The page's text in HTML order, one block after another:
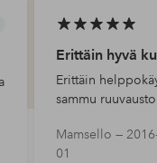
Erittäin hyvä
Erittäin
sammu
hyvin. Paras
Mamsello —
01